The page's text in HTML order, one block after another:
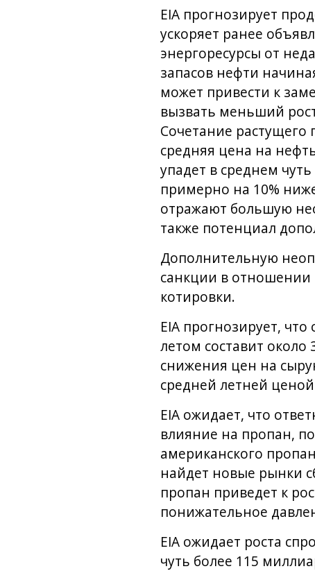
EIA прогнозирует
ускоряет ранее
энергоресурсы от
запасов нефти
может привести к
вызвать меньший
Сочетание растущего
средняя цена на
упадет в среднем
примерно на 10%
отражают большую
также потенциал
Дополнительную
санкции в отношении
котировки.
EIA прогнозирует,
летом составит
снижения цен на
средней летней
EIA ожидает, что
влияние на пропан,
американского
найдет новые рынки
пропан приведет к
понижательное
EIA ожидает роста
чуть более 115